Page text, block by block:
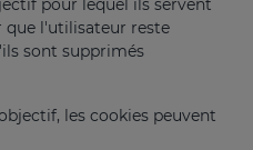
pour lequel ils servent
que l'utilisateur reste
sont supprimés
les cookies peuvent